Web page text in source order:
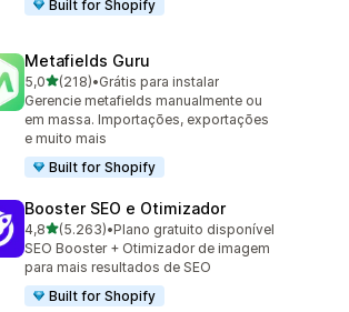
Built for Shopify
Metafields Guru
5,0de 5 estrelas
(218)
218 avaliações ao todo
•Grátis para instalar
Gerencie metafields manualmente ou
em massa. Importações, exportações
e muito mais
Built for Shopify
Booster SEO e Otimizador
4,8de 5 estrelas
(5.263)
5263 avaliações ao todo
•Plano gratuito disponível
SEO Booster + Otimizador de imagem
para mais resultados de SEO
Built for Shopify